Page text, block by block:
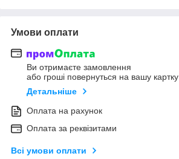
Умови оплати
Ви отримаєте замовлення
або гроші повернуться на вашу картку
Детальніше
Оплата на рахунок
Оплата за реквізитами
Всі умови оплати